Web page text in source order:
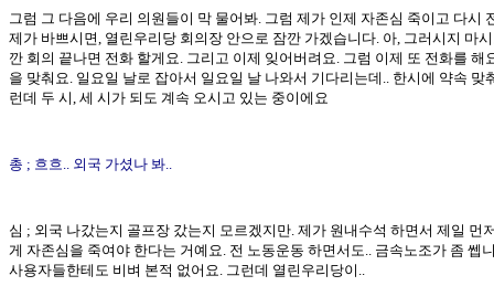
그럼 그 다음에 우리 의원들이 막 물어봐. 그럼 제가 인제 자존심 죽이고 다시
제가 바쁘시면, 열린우리당 회의장 안으로 잠깐 가겠습니다. 아, 그러시지 마
깐 회의 끝나면 전화 할게요. 그리고 이제 잊어버려요. 그럼 이제 또 전화를 해
을 맞춰요. 일요일 날로 잡아서 일요일 날 나와서 기다리는데.. 한시에 약속 맞
런데 두 시, 세 시가 되도 계속 오시고 있는 중이에요
총 ; 흐흐.. 외국 가셨나 봐..
심 ; 외국 나갔는지 골프장 갔는지 모르겠지만. 제가 원내수석 하면서 제일 먼
게 자존심을 죽여야 한다는 거예요. 전 노동운동 하면서도.. 금속노조가 좀 쎕
사용자들한테도 비벼 본적 없어요. 그런데 열린우리당이..